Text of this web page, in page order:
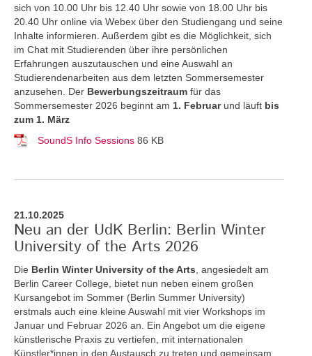
sich von 10.00 Uhr bis 12.40 Uhr sowie von 18.00 Uhr bis
20.40 Uhr online via Webex über den Studiengang und seine
Inhalte informieren. Außerdem gibt es die Möglichkeit, sich
im Chat mit Studierenden über ihre persönlichen
Erfahrungen auszutauschen und eine Auswahl an
Studierendenarbeiten aus dem letzten Sommersemester
anzusehen. Der Bewerbungszeitraum für das
Sommersemester 2026 beginnt am 1. Februar und läuft bis
zum 1. März
SoundS Info Sessions 86 KB
21.10.2025
Neu an der UdK Berlin: Berlin Winter
University of the Arts 2026
Die Berlin Winter University of the Arts , angesiedelt am
Berlin Career College, bietet nun neben einem großen
Kursangebot im Sommer (Berlin Summer University)
erstmals auch eine kleine Auswahl mit vier Workshops im
Januar und Februar 2026 an. Ein Angebot um die eigene
künstlerische Praxis zu vertiefen, mit internationalen
Künstler*innen in den Austausch zu treten und gemeinsam